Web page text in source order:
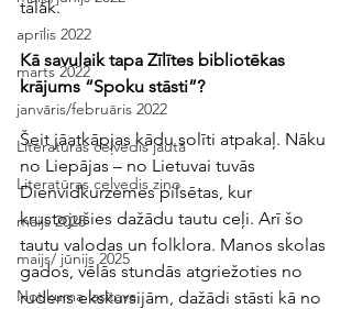
aprīlis 2022
marts 2022
janvāris/februāris 2022
Literatūras ceļvedis jautā
Literatūras ceļvedis ziņo
maijs 2025
maijs/ jūnijs 2025
Notikuma lasītava
tālāk.
Kā savulaik tapa Zīlītes bibliotēkas
krājums “Spoku stāsti”?
Šeit jāatkāpjas kādu solīti atpakaļ. Nāku
no Liepājas – no Lietuvai tuvās
Dienvidkurzemes pilsētas, kur
krustojušies dažādu tautu ceļi. Arī šo
tautu valodas un folklora. Manos skolas
gados, vēlās stundās atgriežoties no
rudens ekskursijām, dažādi stāsti kā no